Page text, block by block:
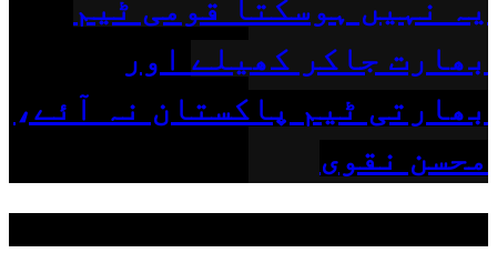
یہ نہیں ہوسکتا قومی ٹیم
بھارت جاکر کھیلے اور
بھارتی ٹیم پاکستان نہ آئے،
محسن نقوی